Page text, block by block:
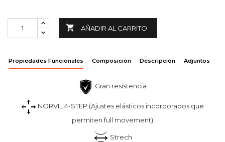
 AÑADIR AL CARRITO
Propiedades Funcionales Composición Descripción Adjuntos
Gran resistencia
NORVIL 4-STEP (Ajustes elásticos incorporados que
permiten full movement)
Strech